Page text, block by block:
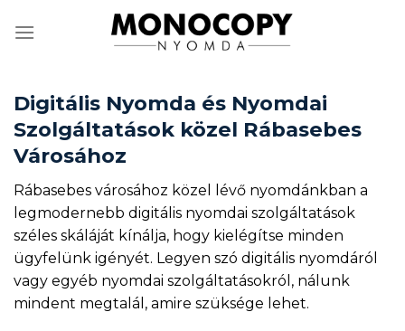
Digitális Nyomda és Nyomdai
Szolgáltatások közel Rábasebes
Városához
Rábasebes városához közel lévő nyomdánkban a
legmodernebb digitális nyomdai szolgáltatások
széles skáláját kínálja, hogy kielégítse minden
ügyfelünk igényét. Legyen szó digitális nyomdáról
vagy egyéb nyomdai szolgáltatásokról, nálunk
mindent megtalál, amire szüksége lehet.